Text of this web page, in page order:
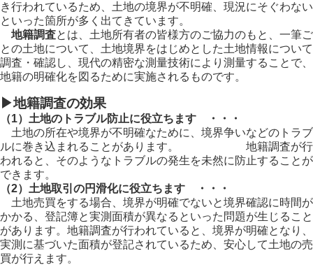
き行われているため、土地の境界が不明確、現況にそぐわない
といった箇所が多く出てきています。
地籍調査とは、土地所有者の皆様方のご協力のもと、一筆ご
との土地について、土地境界をはじめとした土地情報について
調査・確認し、現代の精密な測量技術により測量することで、
地籍の明確化を図るために実施されるものです。
▶地籍調査の効果
（1）土地のトラブル防止に役立ちます ・・・
土地の所在や境界が不明確なために、境界争いなどのトラブ
ルに巻き込まれることがあります。 地籍調査が行
われると、そのようなトラブルの発生を未然に防止することが
できます。
（2）土地取引の円滑化に役立ちます ・・・
土地売買をする場合、境界が明確でないと境界確認に時間が
かかる、登記簿と実測面積が異なるといった問題が生じること
があります。地籍調査が行われていると、境界が明確となり、
実測に基づいた面積が登記されているため、安心して土地の売
買が行えます。